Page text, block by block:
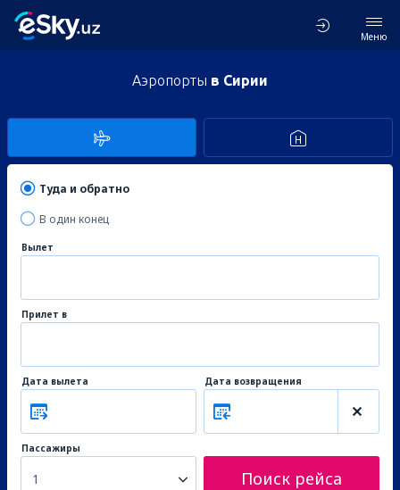
Меню
Аэропорты в Сирии
Туда и обратно
В один конец
Вылет
Прилет в
Дата вылета Дата возвращения
Пассажиры
1 Поиск рейса